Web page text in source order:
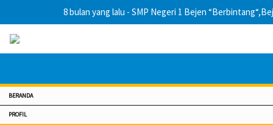
8 bulan yang lalu- SMP Negeri 1 Bejen
BERANDA
PROFIL